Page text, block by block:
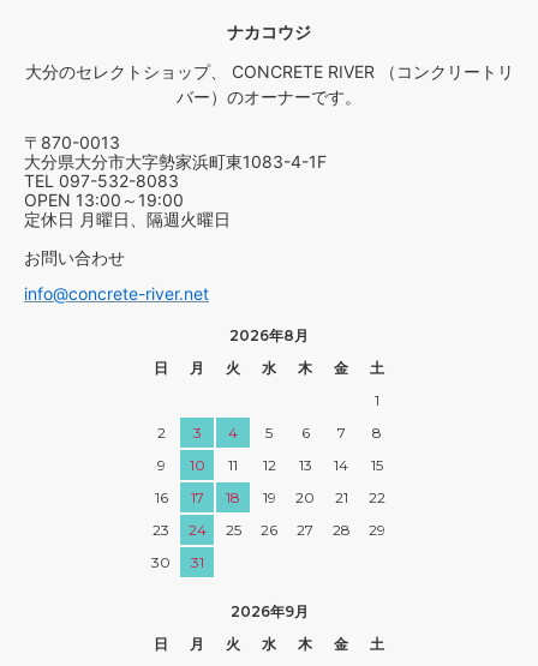
ナカコウジ
大分のセレクトショップ、 CONCRETE RIVER （コンクリートリ
バー）のオーナーです。
〒870-0013
大分県大分市大字勢家浜町東1083-4-1F
TEL 097-532-8083
OPEN 13:00～19:00
定休日 月曜日、隔週火曜日
お問い合わせ
info@concrete-river.net
2026年8月
日
月 火 水 木 金
土
1
2
3 4 5 6 7
8
9
10 11 12 13 14
15
16
17 18 19 20 21
22
23
24 25 26 27 28
29
30
31
2026年9月
日
月 火 水 木 金
土